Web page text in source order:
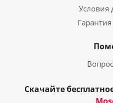
Условия
Скачайте